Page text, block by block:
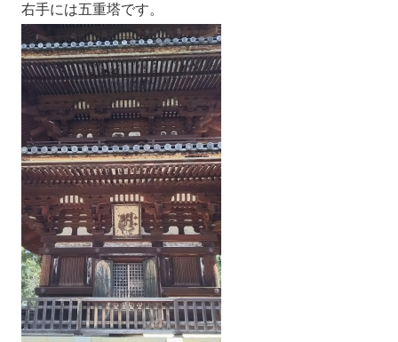
右手には五重塔です。